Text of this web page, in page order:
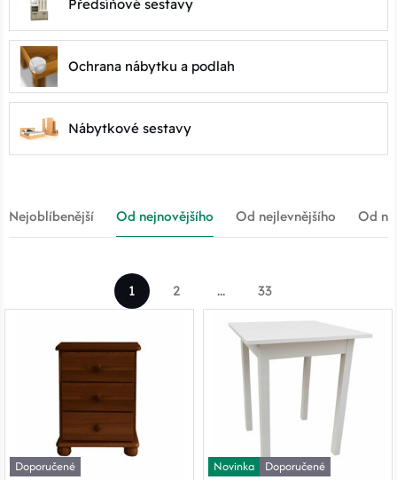
Předsíňové sestavy
Ochrana nábytku a podlah
Nábytkové sestavy
Nejoblíbenější Od nejnovějšího Od nejlevnějšího Od
1 2 ... 33
Doporučené
Novinka
Doporučené